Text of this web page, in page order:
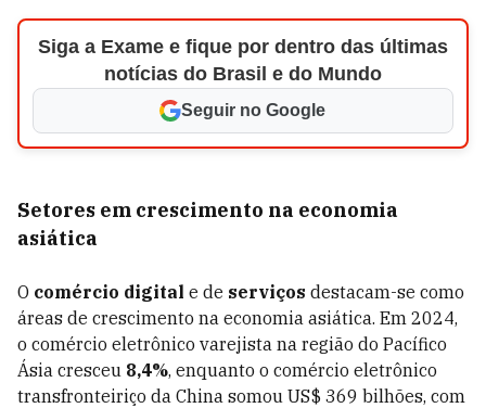
Siga a Exame e fique por dentro das últimas
notícias do Brasil e do Mundo
Seguir no Google
Setores em crescimento na economia
asiática
O comércio digital e de serviços destacam-se como
áreas de crescimento na economia asiática. Em 2024,
o comércio eletrônico varejista na região do Pacífico
Ásia cresceu 8,4%, enquanto o comércio eletrônico
transfronteiriço da China somou US$ 369 bilhões, com